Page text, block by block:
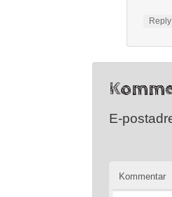
E-
Kommentar